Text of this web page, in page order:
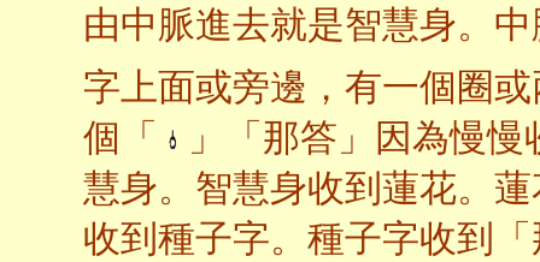
由中脈進去就是智慧身。
字上面或旁邊，有一個圈
個「
」「那答」因為慢
慧身。智慧身收到蓮花。
收到種子字。種子字收到